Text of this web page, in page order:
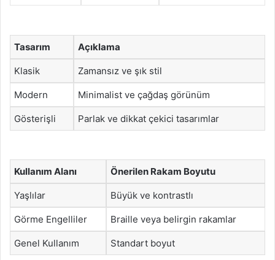
Tasarım Açıklama
Klasik Zamansız ve şık stil
Modern Minimalist ve çağdaş görünüm
Gösterişli Parlak ve dikkat çekici tasarımlar
Kullanım Alanı Önerilen Rakam Boyutu
Yaşlılar Büyük ve kontrastlı
Görme Engelliler Braille veya belirgin rakamlar
Genel Kullanım Standart boyut